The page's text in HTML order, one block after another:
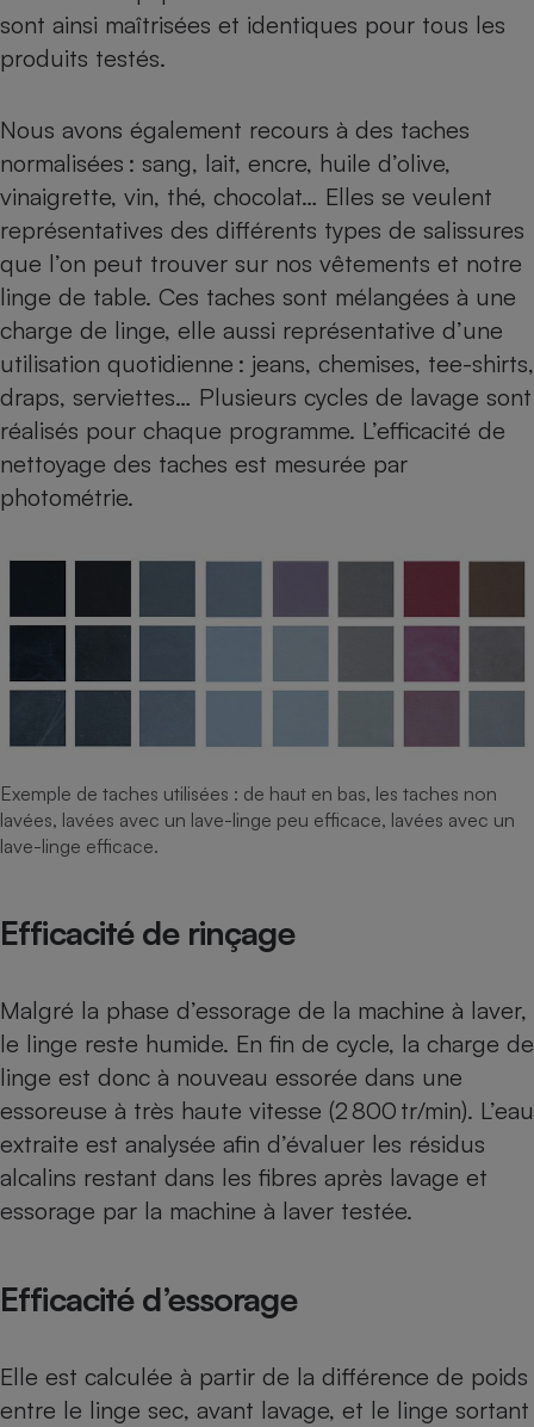
sont ainsi maîtrisées et identiques pour tous les
produits testés.
Nous avons également recours à des taches
normalisées : sang, lait, encre, huile d’olive,
vinaigrette, vin, thé, chocolat… Elles se veulent
représentatives des différents types de salissures
que l’on peut trouver sur nos vêtements et notre
linge de table. Ces taches sont mélangées à une
charge de linge, elle aussi représentative d’une
utilisation quotidienne : jeans, chemises, tee-shirts,
draps, serviettes… Plusieurs cycles de lavage sont
réalisés pour chaque programme. L’efficacité de
nettoyage des taches est mesurée par
photométrie.
Exemple de taches utilisées : de haut en bas, les taches non
lavées, lavées avec un lave-linge peu efficace, lavées avec un
lave-linge efficace.
Efficacité de rinçage
Malgré la phase d’essorage de la machine à laver,
le linge reste humide. En fin de cycle, la charge de
linge est donc à nouveau essorée dans une
essoreuse à très haute vitesse (2 800 tr/min). L’eau
extraite est analysée afin d’évaluer les résidus
alcalins restant dans les fibres après lavage et
essorage par la machine à laver testée.
Efficacité d’essorage
Elle est calculée à partir de la différence de poids
entre le linge sec, avant lavage, et le linge sortant